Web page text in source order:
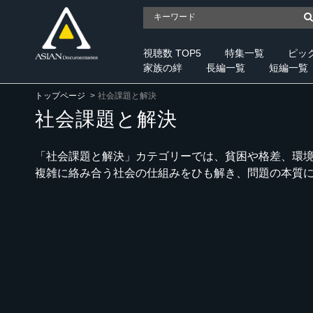
視聴数 TOP5 特集一覧
ピッ
家族の絆
長編一覧 短編一覧
トップページ 社会課題と解決
社会課題と解決
「社会課題と解決」カテゴリーでは、貧困や格差、
複雑に絡み合う社会の仕組みをひも解き、問題の本質